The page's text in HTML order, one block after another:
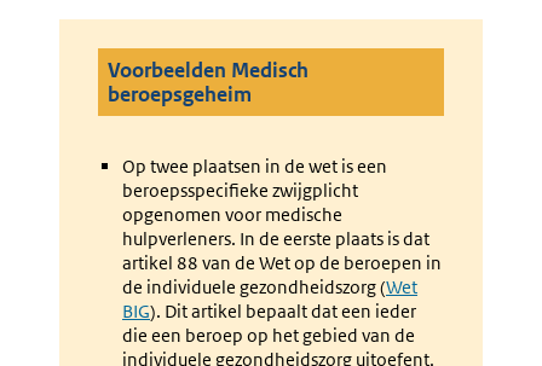
Voorbeelden Medisch
beroepsgeheim
Op twee plaatsen in de wet is een
beroepsspecifieke zwijgplicht
opgenomen voor medische
hulpverleners. In de eerste plaats is dat
artikel 88 van de Wet op de beroepen in
de individuele gezondheidszorg (Externe
link:
Wet
BIG). Dit artikel bepaalt dat een ieder
die een beroep op het gebied van de
individuele gezondheidszorg uitoefent,